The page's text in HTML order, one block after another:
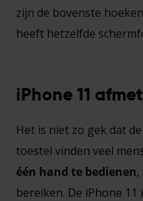
zijn de bovenste
heeft hetzelfde
iPhone 11
Het is niet zo gek dat
toestel vinden veel
één hand te bedienen
bereiken. De iPhone